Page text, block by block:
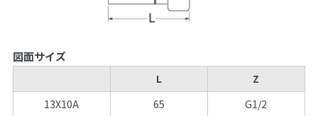
図面サイズ
L
Z
13X10A
65 G1/2